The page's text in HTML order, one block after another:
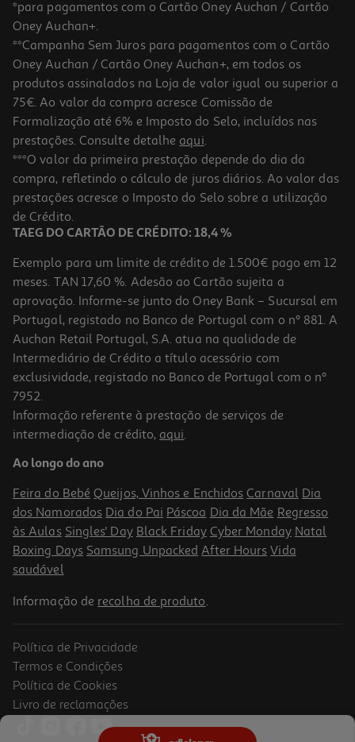
4.0
Tartelettes Polegar Redondas Morango 200g
7.05 €/Kg
1,41 €
Tarteletes Mcvitie's Chocolate Recheio Leite 100 G
10 €/Kg
1,00 €
*para pagamentos com o Cartão Oney Auchan / Cartão
Oney Auchan+.
**Campanha Sem Juros para pagamentos com o Cartão
Oney Auchan / Cartão Oney Auchan+, em todos os
produtos assinalados na Loja de valor igual ou superior a
75€. Ao valor da compra acresce Comissão de
Formalização até 6% e Imposto do Selo, incluídos nas
prestações. Consulte detalhe aqui.
***O valor da primeira prestação depende do dia da
compra, refletindo o cálculo de juros diários. Ao valor das
prestações acresce o Imposto do Selo sobre a utilização
de Crédito.
TAEG DO CARTÃO DE CRÉDITO: 18,4 %
Exemplo para um limite de crédito de 1.500€ pago em 12
meses. TAN 17,60 %. Adesão ao Cartão sujeita a
aprovação. Informe-se junto do Oney Bank – Sucursal em
Portugal, registado no Banco de Portugal com o nº 881. A
Auchan Retail Portugal, S.A. atua na qualidade de
Intermediário de Crédito a título acessório com
exclusividade, registado no Banco de Portugal com o nº
7952.
Informação referente à prestação de serviços de
intermediação de crédito, aqui.
Ao longo do ano
Feira do Bebé Queijos, Vinhos e Enchidos Carnaval Dia
dos Namorados Dia do Pai Páscoa Dia da Mãe Regresso
às Aulas Singles' Day Black Friday Cyber Monday Natal
Boxing Days Samsung Unpacked After Hours Vida
saudável
Informação de recolha de produto.
Política de Privacidade
Termos e Condições
Política de Cookies
Livro de reclamações